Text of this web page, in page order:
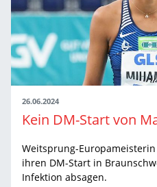
26.06.2024
Kein DM-Start von
Weitsprung-
ihren DM-Start in
Infektion absagen.